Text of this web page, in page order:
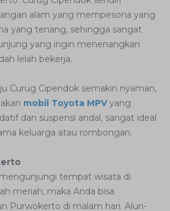
alam yang mempesona yang
yang tenang, sehingga sangat
yang ingin menenangkan
lelah bekerja.
Curug Cipendok semakin nyaman,
mobil Toyota MPV yang
dan suspensi andal, sangat ideal
keluarga atau rombongan.
tempat wisata di
meriah, maka Anda bisa
Purwokerto di malam hari. Alun-